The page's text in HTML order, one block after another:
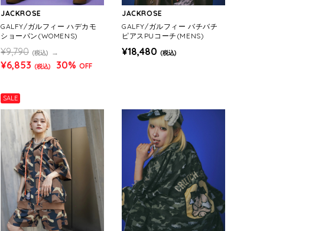
JACKROSE
GALFY/ガルフィー ハデカモ
ショーパン(WOMENS)
¥9,790 (税込)
¥6,853 (税込) 30% OFF
JACKROSE
GALFY/ガルフィー バチバチ
ピアスPUコーチ(MENS)
¥18,480 (税込)
SALE